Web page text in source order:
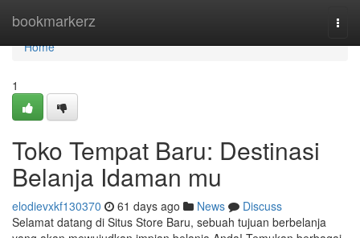
bookmarkerz
Home
Home
1
Toko Tempat Baru: Destinasi
Belanja Idaman mu
elodievxkf130370 61 days ago News
Discuss
Selamat datang di Situs Store Baru, sebuah tujuan berbelanja